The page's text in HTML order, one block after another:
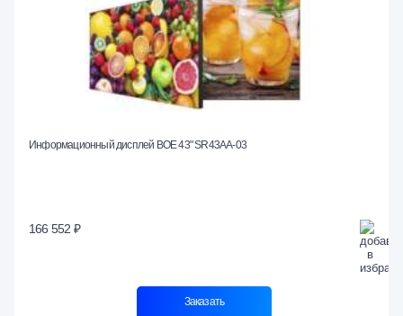
Информационный дисплей BOE 43" SR43AA-03
166 552 ₽
Заказать